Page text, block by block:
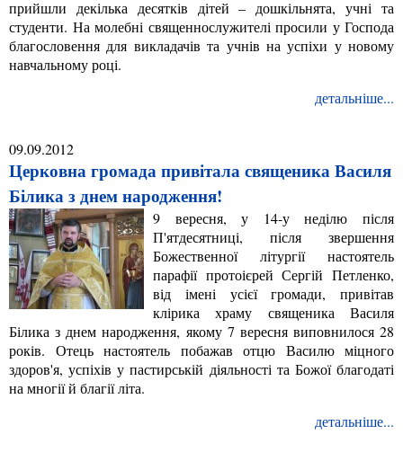
прийшли декілька десятків дітей – дошкільнята, учні та
студенти. На молебні священнослужителі просили у Господа
благословення для викладачів та учнів на успіхи у новому
навчальному році.
детальніше...
09.09.2012
Церковна громада привітала священика Василя
Білика з днем народження!
9 вересня, у 14-у неділю після
П'ятдесятниці, після звершення
Божественної літургії настоятель
парафії протоієрей Сергій Петленко,
від імені усієї громади, привітав
клірика храму священика Василя
Білика з днем народження, якому 7 вересня виповнилося 28
років. Отець настоятель побажав отцю Василю міцного
здоров'я, успіхів у пастирській діяльності та Божої благодаті
на многії й благії літа.
детальніше...